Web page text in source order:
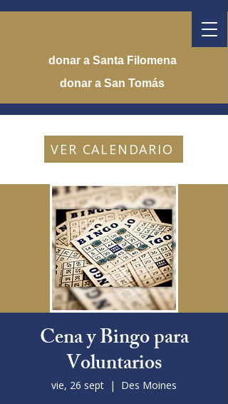
donar a Santa Filomena
donar a San Tomás
VER CALENDARIO
Cena y Bingo para
Voluntarios
vie, 26 sept
  |
Des Moines